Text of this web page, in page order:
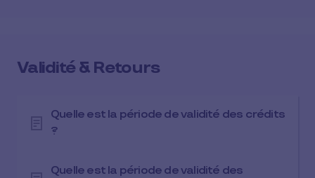
Validité & Retours
Quelle est la période de validité des crédits
?
Quelle est la période de validité des